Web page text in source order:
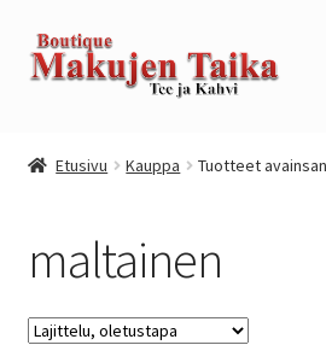
Siirry
navigointiin
Siirry
sisältöön
Kassa
Kauppa
Etusivu Kauppa Tuotteet
maltainen